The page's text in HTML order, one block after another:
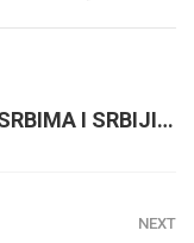
I SRBIJI…
NEXT